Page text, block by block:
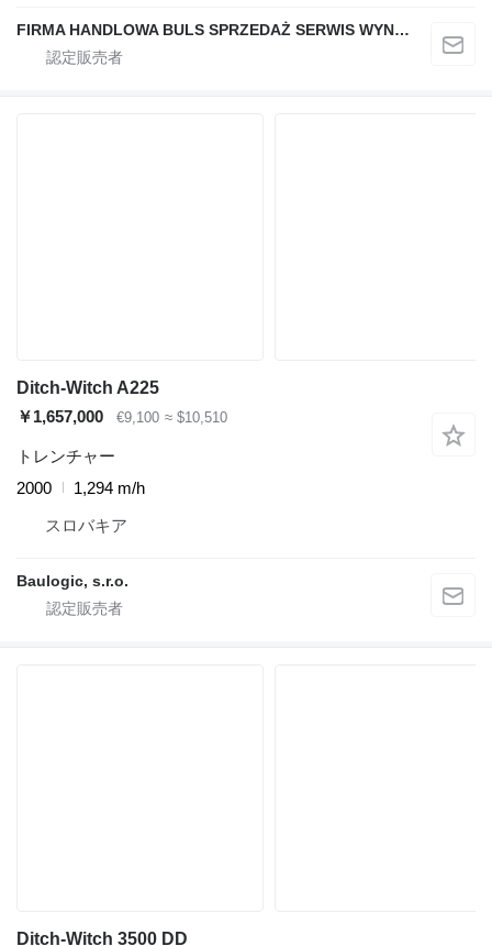
FIRMA HANDLOWA BULS SPRZEDAŻ SERWIS WYNAJEM JACEK WIECHA
Ditch-Witch A225
￥1,657,000
€9,100 ≈ $10,510
トレンチャー
2000
1,294 m/h
スロバキア
Baulogic, s.r.o.
Ditch-Witch 3500 DD